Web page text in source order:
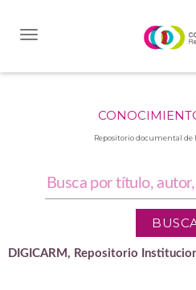
Repositorio documental de
DIGICARM, Repositorio